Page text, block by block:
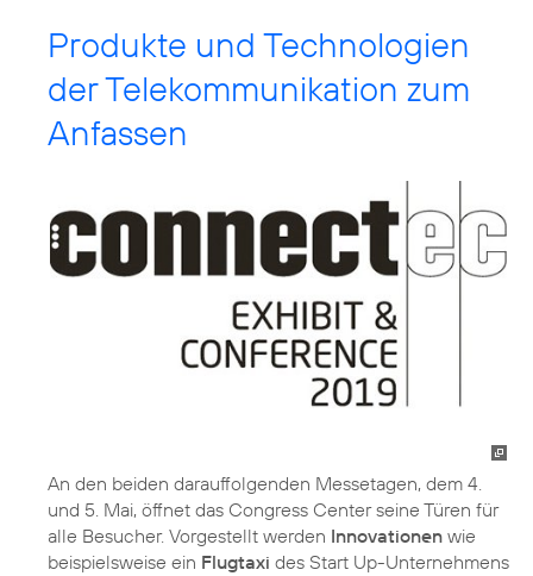
Produkte und Technologien
der Telekommunikation zum
Anfassen
An den beiden darauffolgenden Messetagen, dem 4.
und 5. Mai, öffnet das Congress Center seine Türen für
alle Besucher. Vorgestellt werden Innovationen wie
beispielsweise ein Flugtaxi des Start Up-Unternehmens